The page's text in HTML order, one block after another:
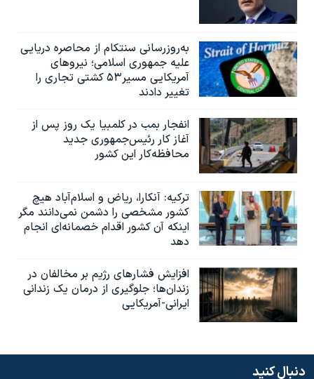
به‌روزرسانی سنتکام از محاصره دریایی
علیه جمهوری اسلامی؛ نیروهای
آمریکایی مسیر۵۳ کشتی تجاری را
تغییر دادند
انفجار بمب‌‌ در کلمبیا یک روز پس از
آغاز کار رئیس‌جمهوری جدید
محافظه‌کار این کشور
ترکیه: آنکارا، ریاض و اسلام‌آباد هیچ
کشور مشخصی را دشمن نمی‌دانند مگر
اینکه آن کشور اقدام خصمانه‌ای انجام
دهد
افزایش فشارهای رژیم بر مخالفان در
زندان‌ها؛ جلوگیری از درمان یک زندانی
ایرانی-آمریکایی
دنبال کنید